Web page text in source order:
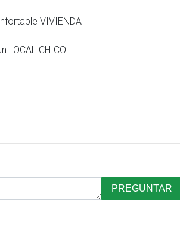
VIVIENDA
PREGUNTAR